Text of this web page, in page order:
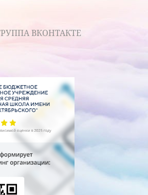
ГРУППА ВКОНТАКТЕ